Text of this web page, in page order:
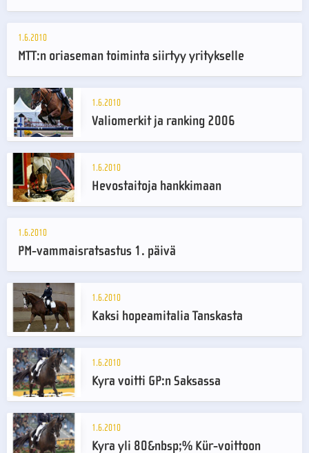
1.6.2010
MTT:n oriaseman toiminta siirtyy yritykselle
1.6.2010
Valiomerkit ja ranking 2006
1.6.2010
Hevostaitoja hankkimaan
1.6.2010
PM-vammaisratsastus 1. päivä
1.6.2010
Kaksi hopeamitalia Tanskasta
1.6.2010
Kyra voitti GP:n Saksassa
1.6.2010
Kyra yli 80&nbsp;% Kür-voittoon